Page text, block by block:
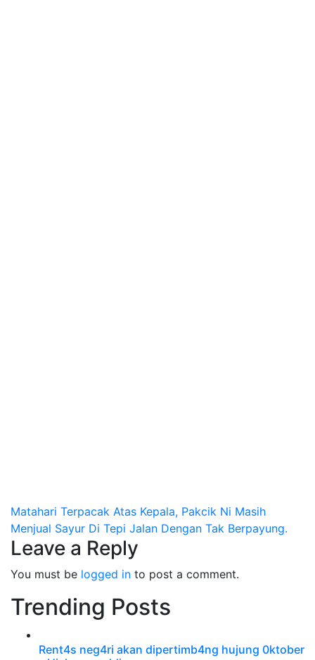
Post
navigation
Matahari Terpacak Atas Kepala, Pakcik Ni Masih
Menjual Sayur Di Tepi Jalan Dengan Tak Berpayung.
Leave a Reply
You must be logged in to post a comment.
Trending Posts
Rent4s neg4ri akan dipertimb4ng hujung 0ktober